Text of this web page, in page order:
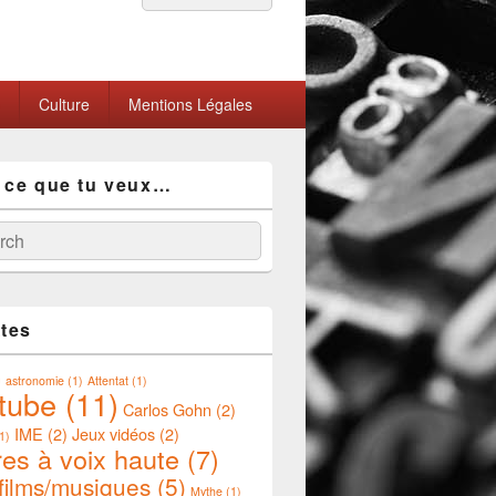
for:
Culture Mentions Légales
ce que tu veux…
astronomie (1) Attentat (1)
(11) Carlos Gohn (2)
IME (2) Jeux vidéos (2)
à voix haute (7)
musiques (5) Mythe (1)